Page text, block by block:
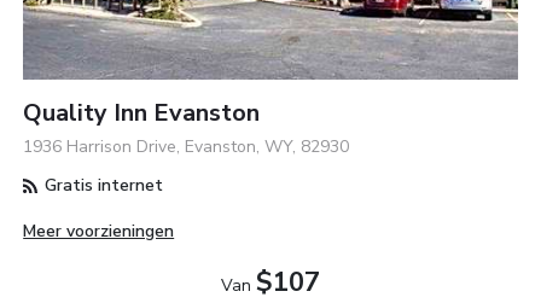
Quality Inn Evanston
1936 Harrison Drive, Evanston, WY, 82930
Gratis internet
Meer voorzieningen
Van $107